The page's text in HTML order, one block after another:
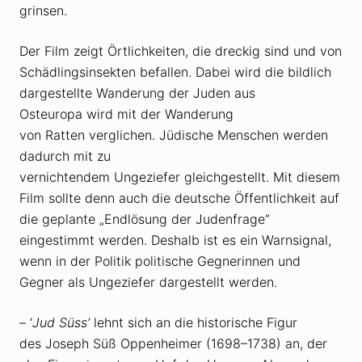
grinsen.
Der Film zeigt Örtlichkeiten, die dreckig sind und von
Schädlingsinsekten befallen. Dabei wird die bildlich
dargestellte Wanderung der Juden aus
Osteuropa wird mit der Wanderung
von Ratten verglichen. Jüdische Menschen werden
dadurch mit zu
vernichtendem Ungeziefer gleichgestellt. Mit diesem
Film sollte denn auch die deutsche Öffentlichkeit auf
die geplante „Endlösung der Judenfrage“
eingestimmt werden. Deshalb ist es ein Warnsignal,
wenn in der Politik politische Gegnerinnen und
Gegner als Ungeziefer dargestellt werden.
– ‘Jud Süss’ lehnt sich an die historische Figur
des Joseph Süß Oppenheimer (1698–1738) an, der